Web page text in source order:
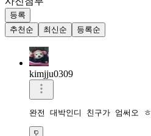
등록
추천순
최신순 등록순
kimjju0309
완전 대박인디 친구가 엄써오 ㅎ